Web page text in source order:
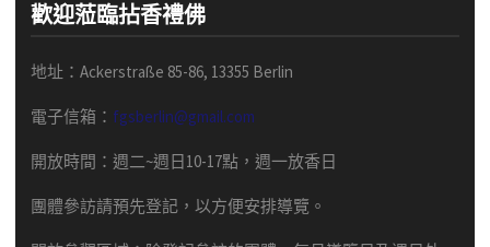
歡迎蒞臨拈香禮佛
地址：Ackerstraße 85-86, 13355 Berlin
電子信箱： fgsberlin@gmail.com
開放時間 ： 週二~週日 10-17點， 週一放香日
團體參訪請預先登記，以方便安排導覽 。